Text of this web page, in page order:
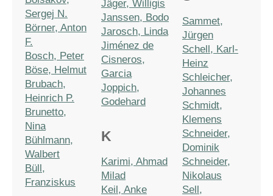
Sergej N.
Börner, Anton
F.
Bosch, Peter
Böse, Helmut
Brubach,
Heinrich P.
Brunetto,
Nina
Bühlmann,
Walbert
Büll,
Franziskus
Jäger, Willigis
Janssen, Bodo
Jarosch, Linda
Jiménez de
Cisneros,
Garcia
Joppich,
Godehard
K
Karimi, Ahmad
Milad
Keil, Anke
Sammet,
Jürgen
Schell, Karl-
Heinz
Schleicher,
Johannes
Schmidt,
Klemens
Schneider,
Dominik
Schneider,
Nikolaus
Sell,